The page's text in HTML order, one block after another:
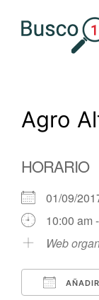
Agro
HORARIO
01/09/
10:00 am
Web